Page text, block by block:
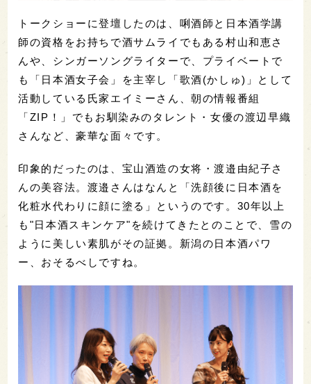
トークショーに登壇したのは、唎酒師と日本酒学講
師の資格をお持ちで酒サムライでもある村山和恵さ
んや、シンガーソングライターで、プライベートで
も「日本酒女子会」を主宰し「歌酒(かしゅ)」として
活動している氏家エイミーさん、朝の情報番組
「ZIP！」でもお馴染みのタレント・女優の渡辺早織
さんなど、豪華な面々です。
印象的だったのは、宝山酒造の女将・渡邉由紀子さ
んの美容法。渡邉さんはなんと「洗顔後に日本酒を
化粧水代わりに顔に塗る」というのです。30年以上
も"日本酒スキンケア"を続けてきたとのことで、雪の
ように美しい素肌がその証拠。新潟の日本酒パワ
ー、おそるべしですね。